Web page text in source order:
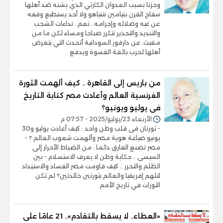
وحزنا بسبب العدوان الكارثي الذي يشنه ضد أهلها
سفاح القرن بنيامين نتنياهو ولا أحد يستطيع وقفه
عن غيه وضلاله وإجرامه.. نعم.. نداءات الشجب
والتنديد والتحذير تتكرر صباحا ومساء لكن ما من
مغيث. عن دارفور السودانية أتحدث التي يتعرض
أهلها لحرب بالغة القسوة ويدفع
من باريس إلى القاهرة .. كيف ألهمت الثورة
الفرنسية العالم وأعادت مصر كتابة التاريخ
فى يوليو ويونيو؟
الأربعاء 23/يوليو/2025 - 07:57 م
- ثورتان فى قلب وطن واحد : كيف أعادت يوليو و30
يونيو صياغة هوية مصر وألهمت شعوب العالم ؟ -
مصر تصنع الفارق دائما : من الضباط الأحرار إلى
السيسى .. حكاية وطن لا يعرف الاستسلام - بين
الظلم والتحرر .. كيف قاومت مصر الفساد والاستبداد
لتلهم إفريقيا والعالم بثورتين خالدتين؟ لم تكن
الثورات في تاريخ الأمم
«العطاء.. لا يسقط بالتقادم».. 21 عامًا على